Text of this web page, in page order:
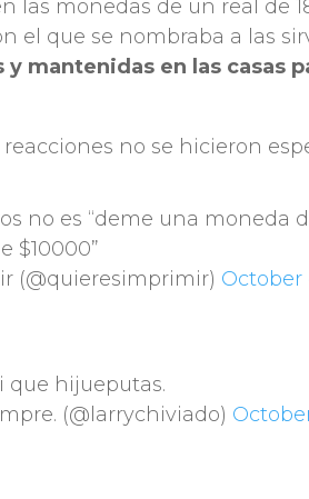
las monedas de un real de
el que se nombraba a las
y mantenidas en las casas
no se hicieron
no es “deme una moneda
$10000”
(@quieresimprimir) October
que hijueputas.
(@larrychiviado)